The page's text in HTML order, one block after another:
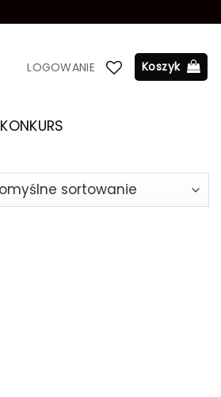
LOGOWANIE Koszyk
KONKURS